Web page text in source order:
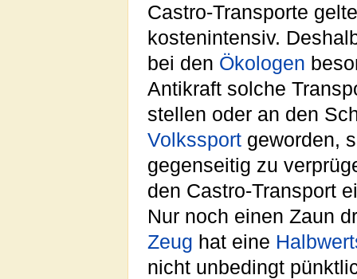
Castro-Transporte
kostenintensiv.
bei den Ökologen
Antikraft solche
stellen oder an den
Volkssport geworden,
gegenseitig zu
den Castro-Transport
Nur noch einen Zaun
Zeug hat eine
nicht unbedingt